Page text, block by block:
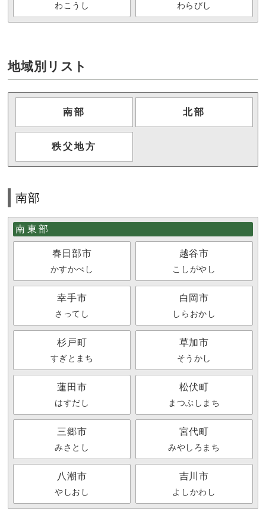
わこうし わらびし
地域別リスト
南部 北部
秩父地方
南部
南東部
春日部市
かすかべし
越谷市
こしがやし
幸手市
さってし
白岡市
しらおかし
杉戸町
すぎとまち
草加市
そうかし
蓮田市
はすだし
松伏町
まつぶしまち
三郷市
みさとし
宮代町
みやしろまち
八潮市
やしおし
吉川市
よしかわし